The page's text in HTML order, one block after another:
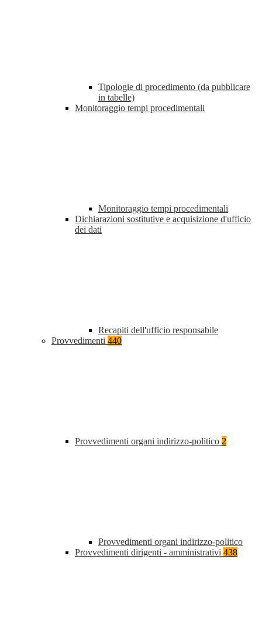
Tipologie di procedimento (da pubblicare
in tabelle)
Monitoraggio tempi procedimentali
Monitoraggio tempi procedimentali
Dichiarazioni sostitutive e acquisizione d'ufficio
dei dati
Recapiti dell'ufficio responsabile
Provvedimenti 440
Provvedimenti organi indirizzo-politico 2
Provvedimenti organi indirizzo-politico
Provvedimenti dirigenti - amministrativi 438